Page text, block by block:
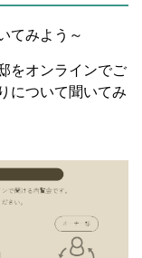
てみよう～
をオンラインでご
について聞いてみ